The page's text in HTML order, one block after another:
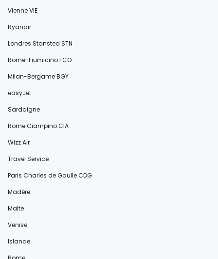
Vienne VIE
Ryanair
Londres Stansted STN
Rome-Fiumicino FCO
Milan-Bergame BGY
easyJet
Sardaigne
Rome Ciampino CIA
Wizz Air
Travel Service
Paris Charles de Gaulle CDG
Madère
Malte
Venise
Islande